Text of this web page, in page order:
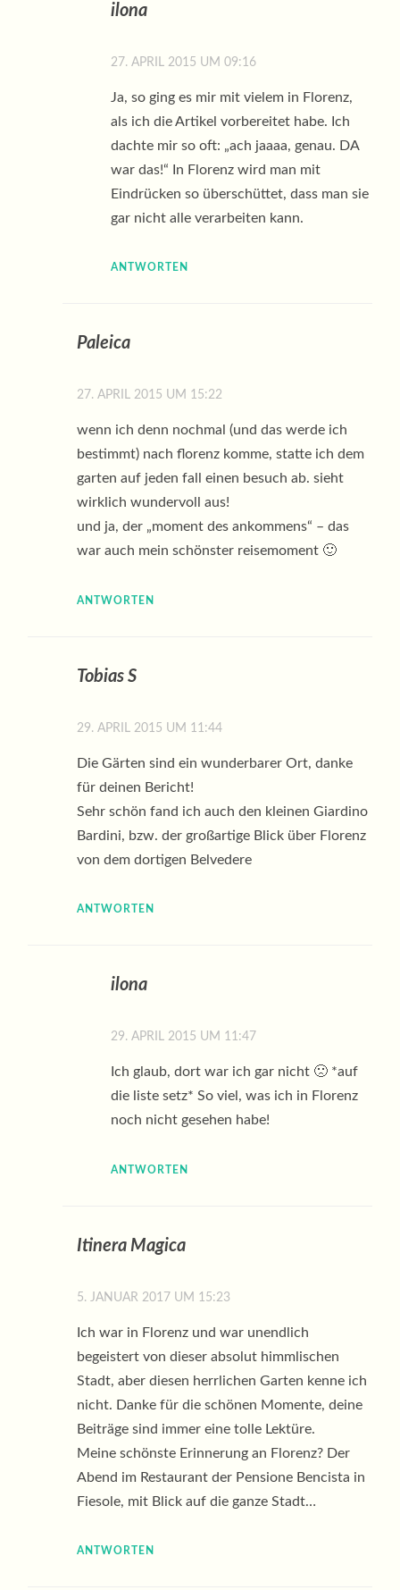
ilona
27. APRIL 2015 UM 09:16
Ja, so ging es mir mit vielem in Florenz,
als ich die Artikel vorbereitet habe. Ich
dachte mir so oft: „ach jaaaa, genau. DA
war das!“ In Florenz wird man mit
Eindrücken so überschüttet, dass man sie
gar nicht alle verarbeiten kann.
ANTWORTEN
Paleica
27. APRIL 2015 UM 15:22
wenn ich denn nochmal (und das werde ich
bestimmt) nach florenz komme, statte ich dem
garten auf jeden fall einen besuch ab. sieht
wirklich wundervoll aus!
und ja, der „moment des ankommens“ – das
war auch mein schönster reisemoment 🙂
ANTWORTEN
Tobias S
29. APRIL 2015 UM 11:44
Die Gärten sind ein wunderbarer Ort, danke
für deinen Bericht!
Sehr schön fand ich auch den kleinen Giardino
Bardini, bzw. der großartige Blick über Florenz
von dem dortigen Belvedere
ANTWORTEN
ilona
29. APRIL 2015 UM 11:47
Ich glaub, dort war ich gar nicht 🙁 *auf
die liste setz* So viel, was ich in Florenz
noch nicht gesehen habe!
ANTWORTEN
Itinera Magica
5. JANUAR 2017 UM 15:23
Ich war in Florenz und war unendlich
begeistert von dieser absolut himmlischen
Stadt, aber diesen herrlichen Garten kenne ich
nicht. Danke für die schönen Momente, deine
Beiträge sind immer eine tolle Lektüre.
Meine schönste Erinnerung an Florenz? Der
Abend im Restaurant der Pensione Bencista in
Fiesole, mit Blick auf die ganze Stadt…
ANTWORTEN